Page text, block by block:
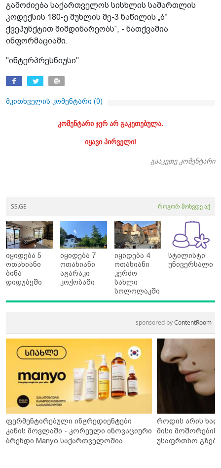
გამოძიება საქართველოს სისხლის სამართლის
კოდექსის 180-ე მუხლის მე-3 ნაწილის „ბ“
ქვეპუნქტით მიმდინარეობს“, - ნათქვამია
ინფორმაციაში.
"ინტერპრესნიუსი"
მკითხველის კომენტარი (0)
კომენტარი ჯერ არ გაკეთებულა.
იყავი პირველი!
გააკეთე კომენტარი
SS.GE როგორ მოხვდე აქ
იყიდება 5
ოთახიანი
ბინა
დიდუბეში
იყიდება 7
ოთახიანი
აგარაკი
კოჭობაში
იყიდება 4
ოთახიანი
კერძო
სახლი
სოლოლაკში
სტილისტი
უნივერსალი
sponsored byContentRoom
ფერმენტირებული ინგრედიენტები
კანის მოვლაში - კორეული ინოვაციური
ბრენდი Manyo საქართველოშია
როდის არის
მისი მოშორების
უსაფრთხო გზები